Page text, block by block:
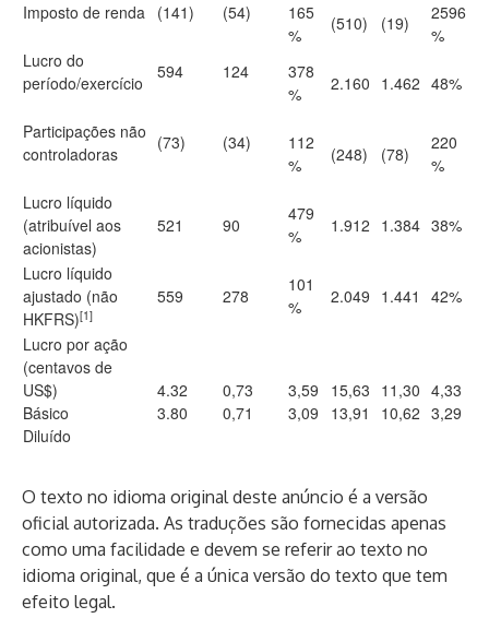
Imposto de renda (141) (54)
165
%
(510) (19)
2596
%
Lucro do
período/exercício
594 124
378
%
2.160 1.462 48%
Participações não
controladoras
(73) (34)
112
%
(248) (78)
220
%
Lucro líquido
(atribuível aos
acionistas)
521 90
479
%
1.912 1.384 38%
Lucro líquido
ajustado (não
HKFRS)[1]
559 278
101
%
2.049 1.441 42%
Lucro por ação
(centavos de
US$)
Básico
Diluído
4.32
3.80
0,73
0,71
3,59
3,09
15,63
13,91
11,30
10,62
4,33
3,29
O texto no idioma original deste anúncio é a versão
oficial autorizada. As traduções são fornecidas apenas
como uma facilidade e devem se referir ao texto no
idioma original, que é a única versão do texto que tem
efeito legal.